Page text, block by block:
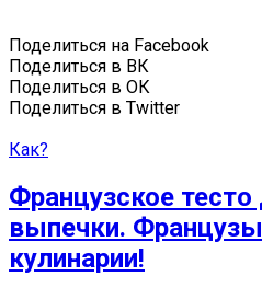
Поделиться на Facebook
Поделиться в ВК
Поделиться в ОК
Поделиться в Twitter
Как?
Французское
выпечки.
кулинарии!